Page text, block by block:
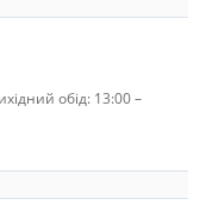
обід: 13:00 –